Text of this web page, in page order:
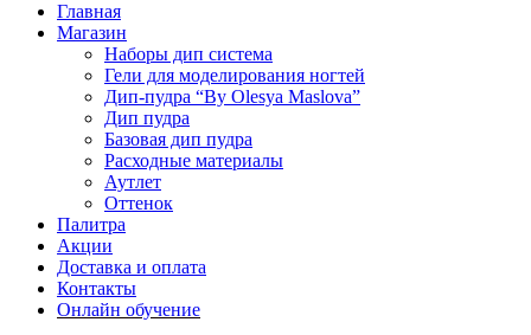
Главная
Магазин
Наборы дип система
Гели для моделирования ногтей
Дип-пудра “By Olesya Maslova”
Дип пудра
Базовая дип пудра
Расходные материалы
Аутлет
Оттенок
Палитра
Акции
Доставка и оплата
Контакты
Онлайн обучение